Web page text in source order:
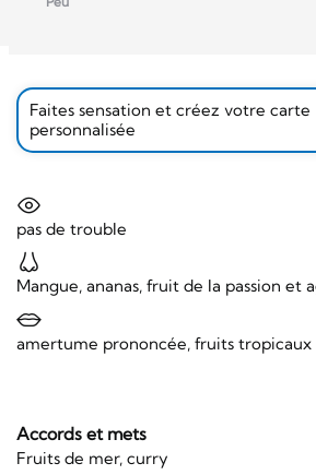
Faites sensation et créez votre carte
personnalisée
pas de trouble
Mangue, ananas, fruit de la passion et
amertume prononcée, fruits tropicaux
Accords et mets
Fruits de mer, curry